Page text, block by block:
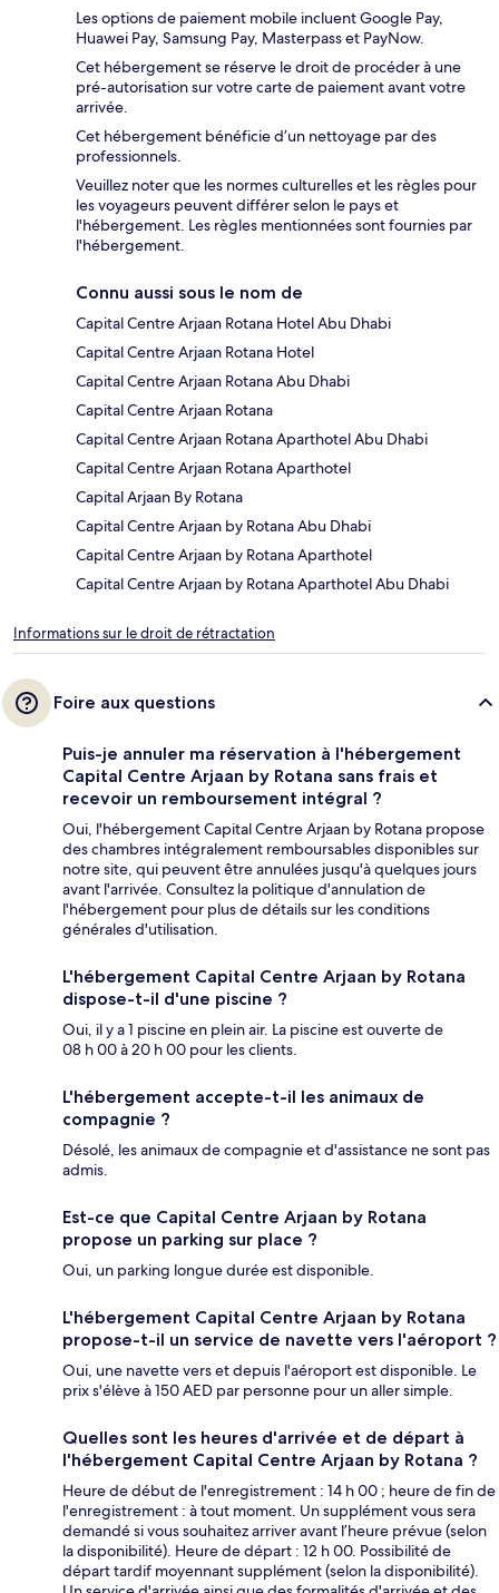
Les options de paiement mobile incluent Google Pay,
Huawei Pay, Samsung Pay, Masterpass et PayNow.
Cet hébergement se réserve le droit de procéder à une
pré-autorisation sur votre carte de paiement avant votre
arrivée.
Cet hébergement bénéficie d’un nettoyage par des
professionnels.
Veuillez noter que les normes culturelles et les règles pour
les voyageurs peuvent différer selon le pays et
l'hébergement. Les règles mentionnées sont fournies par
l'hébergement.
Connu aussi sous le nom de
Capital Centre Arjaan Rotana Hotel Abu Dhabi
Capital Centre Arjaan Rotana Hotel
Capital Centre Arjaan Rotana Abu Dhabi
Capital Centre Arjaan Rotana
Capital Centre Arjaan Rotana Aparthotel Abu Dhabi
Capital Centre Arjaan Rotana Aparthotel
Capital Arjaan By Rotana
Capital Centre Arjaan by Rotana Abu Dhabi
Capital Centre Arjaan by Rotana Aparthotel
Capital Centre Arjaan by Rotana Aparthotel Abu Dhabi
Informations sur le droit de rétractation
Foire aux questions
Puis-je annuler ma réservation à l'hébergement
Capital Centre Arjaan by Rotana sans frais et
recevoir un remboursement intégral ?
Oui, l'hébergement Capital Centre Arjaan by Rotana propose
des chambres intégralement remboursables disponibles sur
notre site, qui peuvent être annulées jusqu'à quelques jours
avant l'arrivée. Consultez la politique d'annulation de
l'hébergement pour plus de détails sur les conditions
générales d'utilisation.
L'hébergement Capital Centre Arjaan by Rotana
dispose-t-il d'une piscine ?
Oui, il y a 1 piscine en plein air. La piscine est ouverte de
08 h 00 à 20 h 00 pour les clients.
L'hébergement accepte-t-il les animaux de
compagnie ?
Désolé, les animaux de compagnie et d'assistance ne sont pas
admis.
Est-ce que Capital Centre Arjaan by Rotana
propose un parking sur place ?
Oui, un parking longue durée est disponible.
L'hébergement Capital Centre Arjaan by Rotana
propose-t-il un service de navette vers l'aéroport ?
Oui, une navette vers et depuis l'aéroport est disponible. Le
prix s'élève à 150 AED par personne pour un aller simple.
Quelles sont les heures d'arrivée et de départ à
l'hébergement Capital Centre Arjaan by Rotana ?
Heure de début de l'enregistrement : 14 h 00 ; heure de fin de
l'enregistrement : à tout moment. Un supplément vous sera
demandé si vous souhaitez arriver avant l’heure prévue (selon
la disponibilité). Heure de départ : 12 h 00. Possibilité de
départ tardif moyennant supplément (selon la disponibilité).